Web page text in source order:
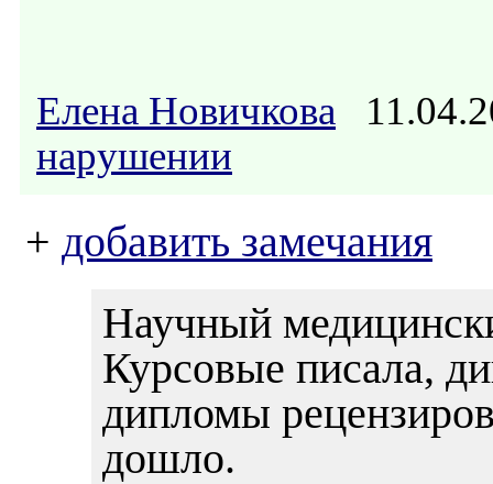
Елена Новичкова
нарушении
+ добавить замечания
Научный
Курсовые писала,
дипломы
дошло.